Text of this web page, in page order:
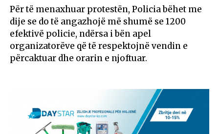
Për të menaxhuar protestën, Policia bëhet me
dije se do të angazhojë më shumë se 1200
efektivë policie, ndërsa i bën apel
organizatorëve që të respektojnë vendin e
përcaktuar dhe orarin e njoftuar.